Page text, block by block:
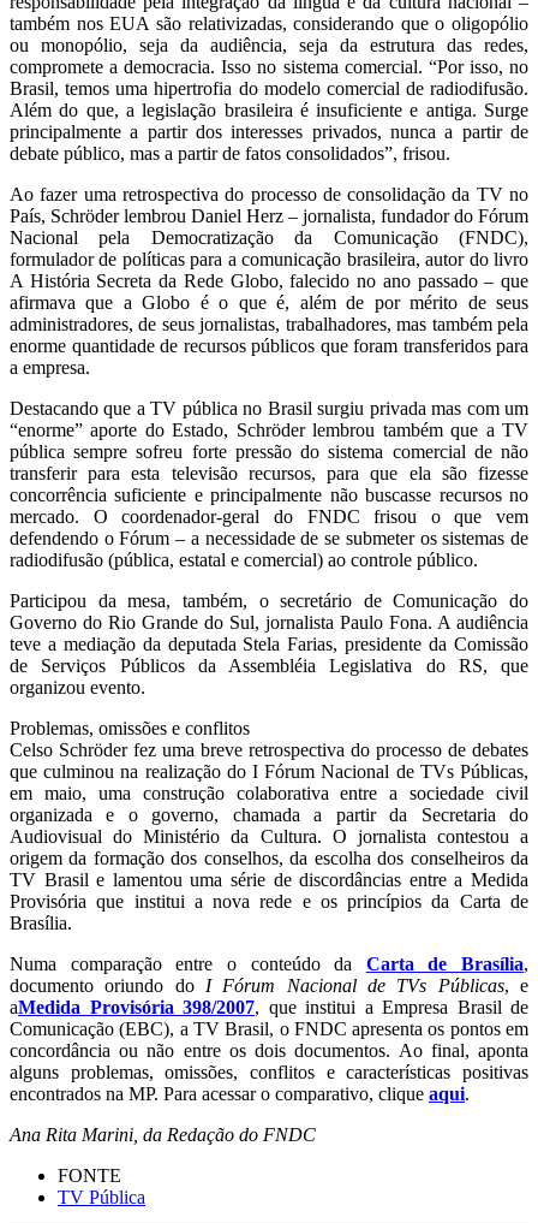
também nos EUA são relativizadas, considerando que o oligopólio
ou monopólio, seja da audiência, seja da estrutura das redes,
compromete a democracia. Isso no sistema comercial. “Por isso, no
Brasil, temos uma hipertrofia do modelo comercial de radiodifusão.
Além do que, a legislação brasileira é insuficiente e antiga. Surge
principalmente a partir dos interesses privados, nunca a partir de
debate público, mas a partir de fatos consolidados”, frisou.
Ao fazer uma retrospectiva do processo de consolidação da TV no
País, Schröder lembrou Daniel Herz – jornalista, fundador do Fórum
Nacional pela Democratização da Comunicação (FNDC),
formulador de políticas para a comunicação brasileira, autor do livro
A História Secreta da Rede Globo, falecido no ano passado – que
afirmava que a Globo é o que é, além de por mérito de seus
administradores, de seus jornalistas, trabalhadores, mas também pela
enorme quantidade de recursos públicos que foram transferidos para
a empresa.
Destacando que a TV pública no Brasil surgiu privada mas com um
“enorme” aporte do Estado, Schröder lembrou também que a TV
pública sempre sofreu forte pressão do sistema comercial de não
transferir para esta televisão recursos, para que ela são fizesse
concorrência suficiente e principalmente não buscasse recursos no
mercado. O coordenador-geral do FNDC frisou o que vem
defendendo o Fórum – a necessidade de se submeter os sistemas de
radiodifusão (pública, estatal e comercial) ao controle público.
Participou da mesa, também, o secretário de Comunicação do
Governo do Rio Grande do Sul, jornalista Paulo Fona. A audiência
teve a mediação da deputada Stela Farias, presidente da Comissão
de Serviços Públicos da Assembléia Legislativa do RS, que
organizou evento.
Problemas, omissões e conflitos
Celso Schröder fez uma breve retrospectiva do processo de debates
que culminou na realização do I Fórum Nacional de TVs Públicas,
em maio, uma construção colaborativa entre a sociedade civil
organizada e o governo, chamada a partir da Secretaria do
Audiovisual do Ministério da Cultura. O jornalista contestou a
origem da formação dos conselhos, da escolha dos conselheiros da
TV Brasil e lamentou uma série de discordâncias entre a Medida
Provisória que institui a nova rede e os princípios da Carta de
Brasília.
Numa comparação entre o conteúdo da Carta de Brasília,
documento oriundo do I Fórum Nacional de TVs Públicas, e
aMedida Provisória 398/2007, que institui a Empresa Brasil de
Comunicação (EBC), a TV Brasil, o FNDC apresenta os pontos em
concordância ou não entre os dois documentos. Ao final, aponta
alguns problemas, omissões, conflitos e características positivas
encontrados na MP. Para acessar o comparativo, clique aqui.
Ana Rita Marini, da Redação do FNDC
FONTE
TV Pública